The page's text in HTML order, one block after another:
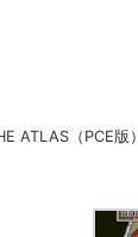
ATLAS（PCE版）